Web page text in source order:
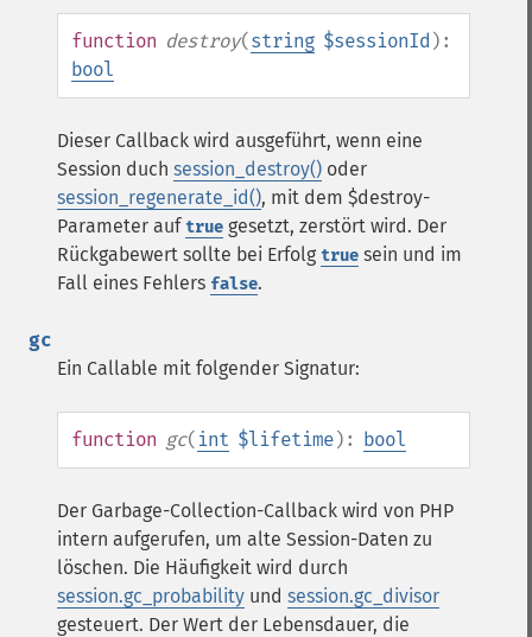
function destroy(string $sessionId ):
bool
Dieser Callback wird ausgeführt, wenn eine
Session duch session_destroy() oder
session_regenerate_id(), mit dem $destroy-
Parameter auftrue gesetzt, zerstört wird. Der
Rückgabewert sollte bei Erfolg true sein und im
Fall eines Fehlers false.
gc
Ein Callable mit folgender Signatur:
function gc( int $lifetime): bool
Der Garbage-Collection-Callback wird von PHP
intern aufgerufen, um alte Session-Daten zu
löschen. Die Häufigkeit wird durch
session.gc_probability und session.gc_divisor
gesteuert. Der Wert der Lebensdauer, die